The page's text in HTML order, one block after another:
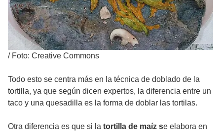
/ Foto: Creative Commons
Todo esto se centra más en la técnica de doblado de la
tortilla, ya que según dicen expertos, la diferencia entre un
taco y una quesadilla es la forma de doblar las tortilas.
Otra diferencia es que si la tortilla de maíz se elabora en